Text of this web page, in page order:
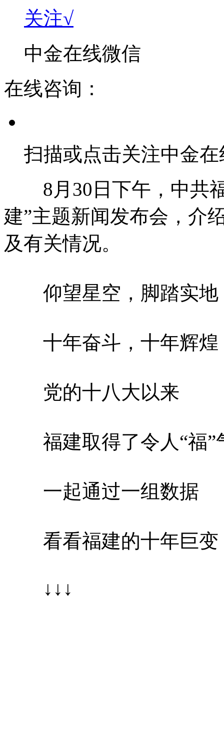
关注√
中金在线微信
在线咨询：
扫描或点击关注中金
8月30日下午，中共福
建”主题新闻发布会，介
及有关情况。
仰望星空，脚踏实地
十年奋斗，十年辉煌
党的十八大以来
福建取得了令人“福”
一起通过一组数据
看看福建的十年巨变
↓↓↓